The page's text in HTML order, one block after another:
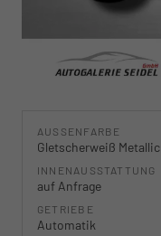
AUSSENFARBE
Gletscherweiß Metallic
INNENAUSSTATTUNG
auf Anfrage
GETRIEBE
Automatik